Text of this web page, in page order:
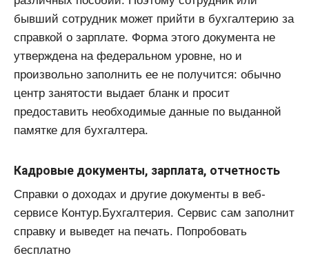
бывший сотрудник может прийти в бухгалтерию за
справкой о зарплате. Форма этого документа не
утверждена на федеральном уровне, но и
произвольно заполнить ее не получится: обычно
центр занятости выдает бланк и просит
предоставить необходимые данные по выданной
памятке для бухгалтера.
Кадровые документы, зарплата, отчетность
Справки о доходах и другие документы в веб-
сервисе Контур.Бухгалтерия. Сервис сам заполнит
справку и выведет на печать. Попробовать
бесплатно